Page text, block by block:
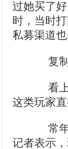
过她买了
时，当时
私募渠道
复制
看上
这类玩家
常年
记者表示